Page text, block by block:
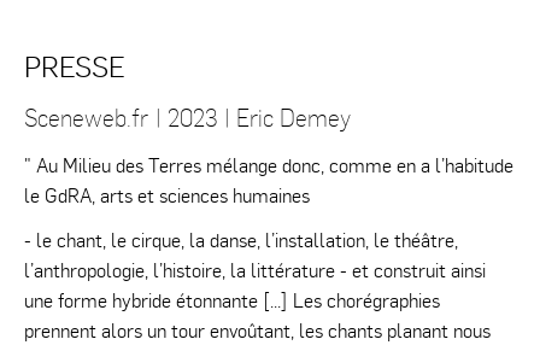
PRESSE
Sceneweb.fr | 2023 | Eric Demey
" Au Milieu des Terres mélange donc, comme en a l’habitude
le GdRA, arts et sciences humaines
- le chant, le cirque, la danse, l’installation, le théâtre,
l’anthropologie, l’histoire, la littérature - et construit ainsi
une forme hybride étonnante [...] Les chorégraphies
prennent alors un tour envoûtant, les chants planant nous